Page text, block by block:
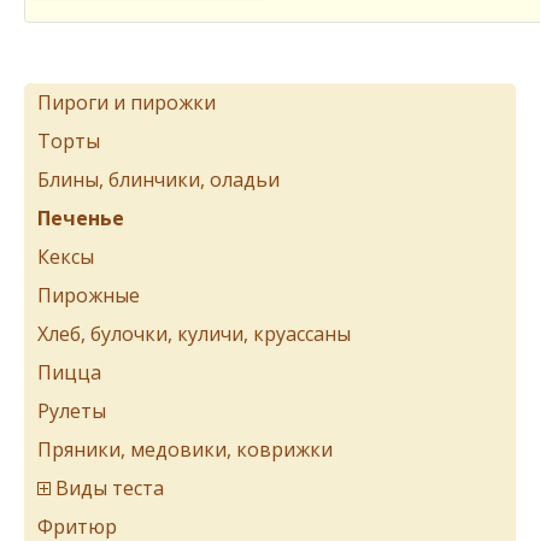
Пироги и пирожки
Торты
Блины, блинчики, оладьи
Печенье
Кексы
Пирожные
Хлеб, булочки, куличи, круассаны
Пицца
Рулеты
Пряники, медовики, коврижки
Виды теста
Фритюр